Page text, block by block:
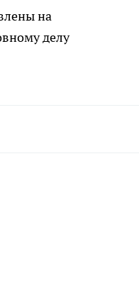
на
делу